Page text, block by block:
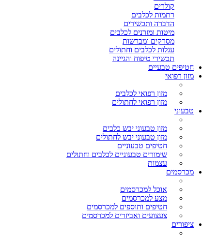
קולרים
רתמות לכלבים
הדברה ותכשירים
מיטות ומזרנים לכלבים
מסרקים ומברשות
עגלות לכלבים וחתולים
תכשירי טיפוח והגיינה
חטיפים טבעיים
מזון רפואי
מזון רפואי לכלבים
מזון רפואי לחתולים
טבעוני
מזון טבעוני יבש כלבים
מזון טבעוני יבש לחתולים
חטיפים טבעוניים
שימורים טבעוניים לכלבים וחתולים
עצמות
מכרסמים
אוכל למכרסמים
מצע למכרסמים
חטיפים ותוספים למכרסמים
צעצועים ואביזרים למכרסמים
ציפורים